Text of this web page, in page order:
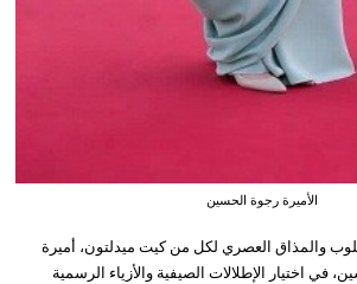
الأميرة رجوة الحسين
والمذاق العصري لكل من كيت ميدلتون، أميرة
في اختيار الإطلالات الصيفية والأزياء الرسمية